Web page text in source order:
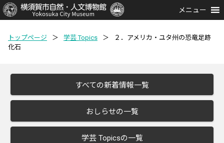
メニュー
トップページ ＞ 学芸 Topics ＞
２．アメリカ・ユタ州の恐竜足跡
化石
すべての新着情報一覧
おしらせの一覧
学芸 Topicsの一覧